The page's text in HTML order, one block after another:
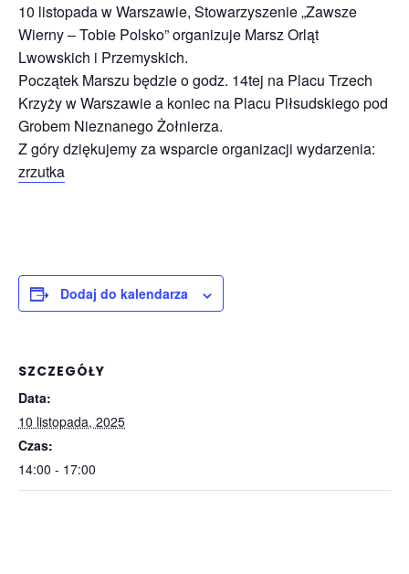
10 listopada w Warszawie, Stowarzyszenie „Zawsze
Wierny – Tobie Polsko” organizuje Marsz Orląt
Lwowskich i Przemyskich.
Początek Marszu będzie o godz. 14tej na Placu Trzech
Krzyży w Warszawie a koniec na Placu Piłsudskiego pod
Grobem Nieznanego Żołnierza.
Z góry dziękujemy za wsparcie organizacji wydarzenia:
zrzutka
Dodaj do kalendarza
SZCZEGÓŁY
Data:
10 listopada, 2025
Czas:
14:00 - 17:00